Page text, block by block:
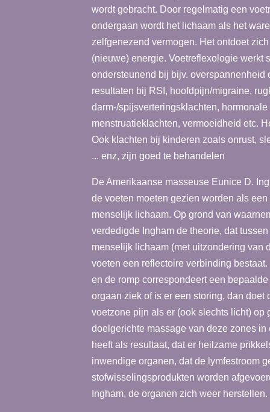
wordt gebracht. Door regelmatig een
ondergaan wordt het lichaam als het
zelfgenezend vermogen. Het ontdoet
(nieuwe) energie. Voetreflexologie werkt
ondersteunend bij bijv. overspannenheid
resultaten bij RSI, hoofdpijn/migraine,
darm-/spijsverteringsklachten,
menstruatieklachten, vermoeidheid etc.
Ook klachten bij kinderen zoals onrust,
... enz, zijn goed te behandelen
De Amerikaanse masseuse Eunice D.
de voeten moeten gezien worden als
menselijk lichaam. Op grond van
verdedigde Ingham de theorie, dat
menselijk lichaam (met uitzondering van
voeten een reflectoire verbinding
en de romp correspondeert een
orgaan ziek of is er een storing, dan doet
voetzone pijn als er (ook slechts licht) op
doelgerichte massage van deze zones
heeft als resultaat, dat er heilzame
inwendige organen, dat de lymfestroom
stofwisselingsprodukten worden
Ingham, de organen zich weer herstellen.